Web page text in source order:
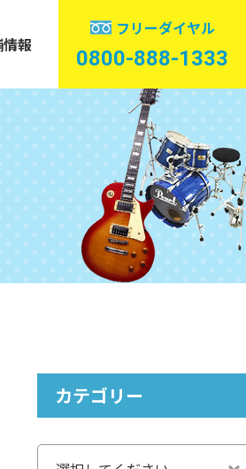
報
フリーダイヤル
0800-888-1333
カテゴリー